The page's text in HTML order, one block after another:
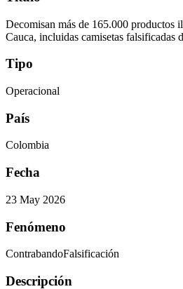
Decomisan más de 165.000 productos
Cauca, incluidas camisetas falsificadas
Tipo
Operacional
País
Colombia
Fecha
23 May 2026
Fenómeno
ContrabandoFalsificación
Descripción